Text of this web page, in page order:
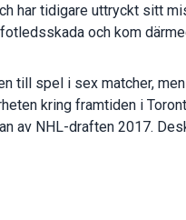
har tidigare uttryckt sitt
och kom
till spel i sex matcher,
kring framtiden i
av NHL-draften 2017.